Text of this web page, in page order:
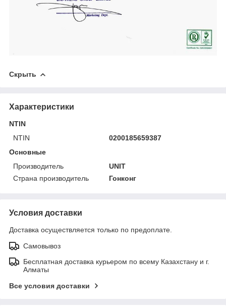
Скрыть
Характеристики
NTIN
NTIN
0200185659387
Основные
Производитель
UNIT
Страна производитель
Гонконг
Условия доставки
Доставка осуществляется только по предоплате.
Самовывоз
Бесплатная доставка курьером по всему Казахстану и г.
Алматы
Все условия доставки